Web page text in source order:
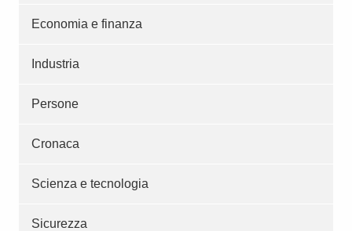
Economia e finanza
Industria
Persone
Cronaca
Scienza e tecnologia
Sicurezza